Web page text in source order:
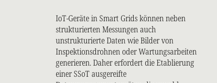
IoT-Geräte in Smart Grids können neben
strukturierten Messungen auch
unstrukturierte Daten wie Bilder von
Inspektionsdrohnen oder Wartungsarbeiten
generieren. Daher erfordert die Etablierung
einer SSoT ausgereifte